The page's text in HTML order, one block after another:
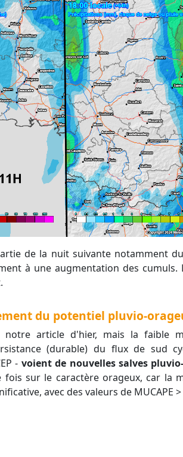
à une augmentation des cumuls.
du potentiel pluvio-
(durable) du flux de sud
- voient de nouvelles salves
fois sur le caractère orageux, car la
avec des valeurs de MUCAPE >